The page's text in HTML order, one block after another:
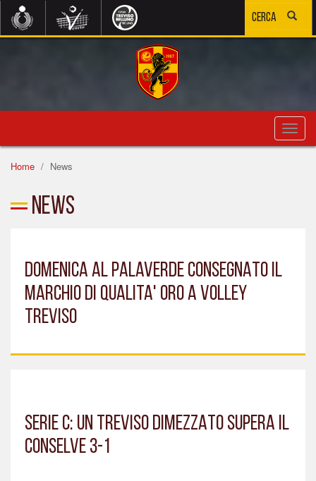
Home
News
News
DOMENICA AL PALAVERDE CONSEGNATO IL
MARCHIO DI QUALITA' ORO A VOLLEY
TREVISO
SERIE C: UN TREVISO DIMEZZATO SUPERA IL
CONSELVE 3-1